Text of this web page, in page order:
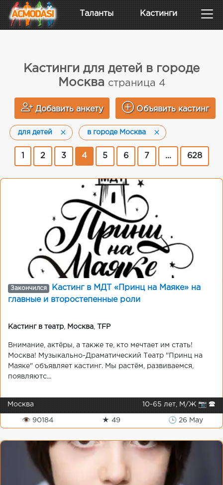
Таланты Кастинги
Кастинги для детей в городе
Москва страница 4
Добавить анкету Объявить кастинг
для детей в городе Москва
2 3 4 5 6 7 ... 628
Закончился
Кастинг в МДТ «Принц на Маяке» на
главные и второстепенные роли
Кастинг в театр Москва TFP
Внимание, актёры, а также те, кто мечтает им стать!
Москва! Музыкально-Драматический Театр "Принц на
Маяке" объявляет кастинг. Мы растём, развиваемся,
появляютс...
Москва 10-65 лет, М/Ж 📷 🕿
👁 90184 ★ 49 🕒 26 May